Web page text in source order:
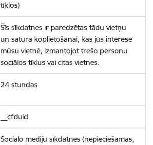
tīklos)
Šīs sīkdatnes ir paredzētas tādu vietņu
un satura koplietošanai, kas jūs interesē
mūsu vietnē, izmantojot trešo personu
sociālos tīklus vai citas vietnes.
24 stundas
__cfduid
Sociālo mediju sīkdatnes (nepieciešamas,